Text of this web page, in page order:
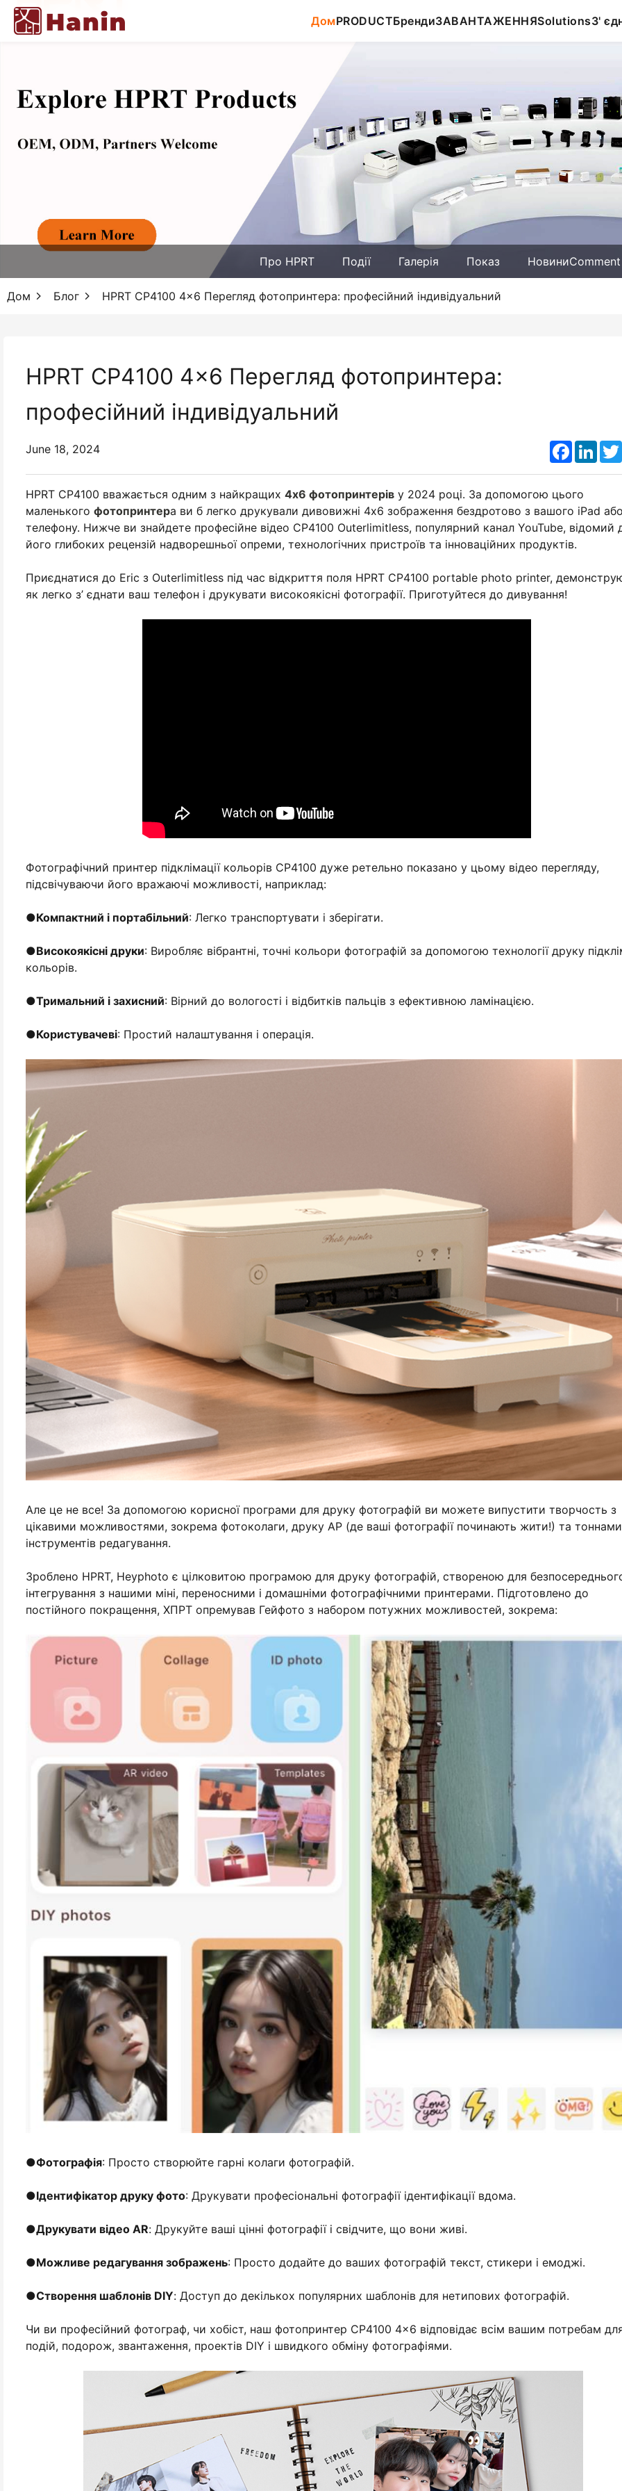
ДомPRODUCTБрендиЗАВАНТАЖЕННЯSolutionsЗ'
Про HPRT Події Галерія Показ НовиниComment
Дом Блог HPRT CP4100 4x6 Перегляд фотопринтера: професійний індивідуальний
HPRT CP4100 4x6 Перегляд фотопринтера:
професійний індивідуальний
June 18, 2024
HPRT CP4100 вважається одним з найкращих 4x6 фотопринтерів у 2024 році. За допомогою цього
маленького фотопринтера ви б легко друкували дивовижні 4x6 зображення бездротово з вашого iPad
телефону. Нижче ви знайдете професійне відео CP4100 Outerlimitless, популярний канал YouTube, відомий
його глибоких рецензій надворешньої опреми, технологічних пристроїв та інноваційних продуктів.
Приєднатися до Eric з Outerlimitless під час відкриття поля HPRT CP4100 portable photo printer,
як легко з’ єднати ваш телефон і друкувати високоякісні фотографії. Приготуйтеся до дивування!
Фотографічний принтер підклімації кольорів CP4100 дуже ретельно показано у цьому відео перегляду,
підсвічуваючи його вражаючі можливості, наприклад:
●Компактний і портабільний: Легко транспортувати і зберігати.
●Високоякісні друки: Виробляє вібрантні, точні кольори фотографій за допомогою технології друку
кольорів.
●Тримальний і захисний: Вірний до вологості і відбитків пальців з ефективною ламінацією.
●Користувачеві: Простий налаштування і операція.
Але це не все! За допомогою корисної програми для друку фотографій ви можете випустити творчость з
цікавими можливостями, зокрема фотоколаги, друку АР (де ваші фотографії починають жити!) та тоннами
інструментів редагування.
Зроблено HPRT, Heyphoto є цілковитою програмою для друку фотографій, створеною для
інтегрування з нашими міні, переносними і домашніми фотографічними принтерами. Підготовлено до
постійного покращення, ХПРТ опремував Гейфото з набором потужних можливостей, зокрема:
●Фотографія: Просто створюйте гарні колаги фотографій.
●Ідентифікатор друку фото: Друкувати професіональні фотографії ідентифікації вдома.
●Друкувати відео AR: Друкуйте ваші цінні фотографії і свідчите, що вони живі.
●Можливе редагування зображень: Просто додайте до ваших фотографій текст, стикери і емоджі.
●Створення шаблонів DIY: Доступ до декількох популярних шаблонів для нетипових фотографій.
Чи ви професійний фотограф, чи хобіст, наш фотопринтер CP4100 4x6 відповідає всім вашим потребам
подій, подорож, звантаження, проектів DIY і швидкого обміну фотографіями.